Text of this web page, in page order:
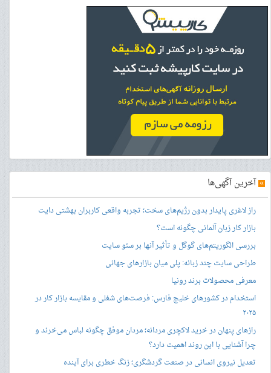
»آخرین آگهی‌ها
راز لاغری پایدار بدون رژیم‌های سخت؛ تجربه واقعی کاربران بهشتی دایت
بازار کار زبان آلمانی چگونه است؟
بررسی الگوریتم‌های گوگل و تأثیر آنها بر سئو سایت
طراحی سایت چند زبانه: پلی میان بازارهای جهانی
معرفی محصولات برند رونیا
استخدام در کشورهای خلیج فارس: فرصت‌های شغلی و مقایسه بازار کار در
۲۰۲۵
رازهای پنهان در خرید لاکچری مردانه؛ مردان موفق چگونه لباس می‌خرند و
چرا آشنایی با این روند اهمیت دارد؟
تعدیل نیروی انسانی در صنعت گردشگری؛ زنگ خطری برای آینده